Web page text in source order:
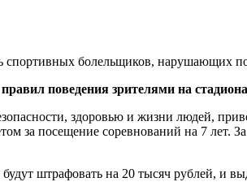
спортивных болельщиков, нарушающих
поведения зрителями на
здоровью и жизни людей,
за посещение соревнований на 7 лет.
штрафовать на 20 тысяч рублей, и